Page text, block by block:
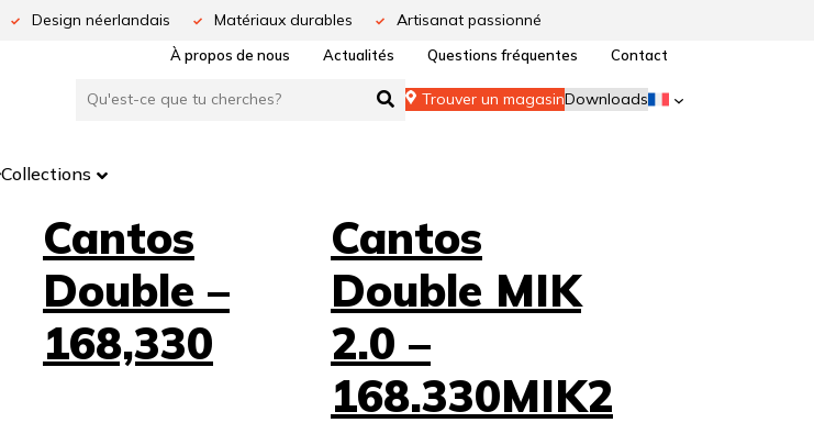
Design néerlandais Matériaux durables Artisanat passionné
À propos de nous Actualités Questions fréquentes Contact
Trouver un magasinDownloads
Collections
Cantos
Double –
168,330
Cantos
Double MIK
2.0 –
168.330MIK2